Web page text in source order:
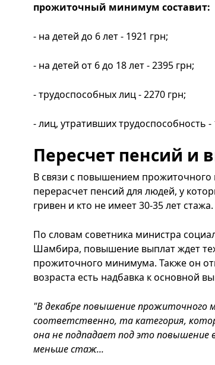
прожиточный минимум составит:
- на детей до 6 лет - 1921 грн;
- на детей от 6 до 18 лет - 2395 грн;
- трудоспособных лиц - 2270 грн;
- лиц, утративших трудоспособность -
Пересчет пенсий и
В связи с повышением
перерасчет пенсий для людей, у
гривен и кто не имеет 30-35 лет стажа.
По словам советника министра
Шамбира, повышение выплат ждет
прожиточного минимума. Также он
возраста есть надбавка к основной
"В декабре повышение прожиточного
соответственно, та категория,
она не подпадает под это
меньше стаж...